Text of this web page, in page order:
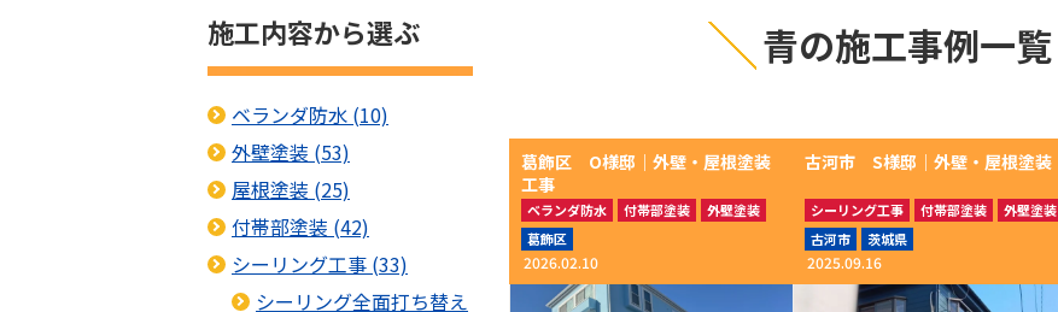
青の施工事例一覧
葛飾区 O様邸│外壁・屋根塗装
工事
2026.02.10
ベランダ防水 付帯部塗装
外壁塗装
屋根塗装
葛飾区
古河市 S様邸│外壁・屋根塗装
2025.09.16
シーリング工事 付帯部塗装
外壁塗装
屋根塗装
古河市 茨城県
施工内容から選ぶ
ベランダ防水 (10)
外壁塗装 (53)
屋根塗装 (25)
付帯部塗装 (42)
シーリング工事 (33)
シーリング全面打ち替え